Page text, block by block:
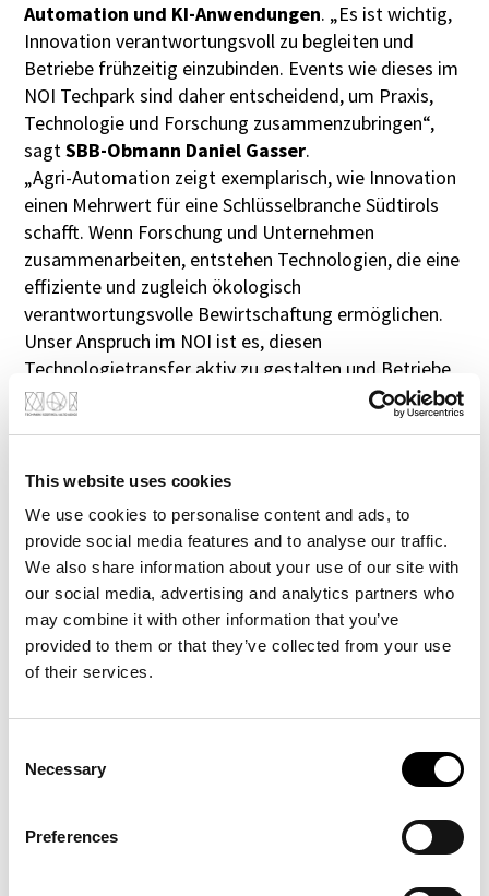
This website uses cookies
We use cookies to personalise content and ads, to
provide social media features and to analyse our traffic.
We also share information about your use of our site with
our social media, advertising and analytics partners who
may combine it with other information that you’ve
provided to them or that they’ve collected from your use
of their services.
Selection
Necessary
Preferences
Automation und KI-Anwendungen. „Es ist wichtig,
Innovation verantwortungsvoll zu begleiten und
Betriebe frühzeitig einzubinden. Events wie dieses im
NOI Techpark sind daher entscheidend, um Praxis,
Technologie und Forschung zusammenzubringen“,
sagtSBB-Obmann Daniel Gasser.
„Agri-Automation zeigt exemplarisch, wie Innovation
einen Mehrwert für eine Schlüsselbranche Südtirols
schafft. Wenn Forschung und Unternehmen
zusammenarbeiten, entstehen Technologien, die eine
effiziente und zugleich ökologisch
verantwortungsvolle Bewirtschaftung ermöglichen.
Unser Anspruch im NOI ist es, diesen
Technologietransfer aktiv zu gestalten und Betriebe
bei deren F&E-Vorhaben zu unterstützen“, soVincent
Mauroit, Director of Innovation & Tech Transfer
Für wen sich die Teilnahme am Event besonders
lohnt, erklärt
Jakob Niederbacher, Experte für
Agri-Automation im NOI Techpark: „Betriebe in der
Agrarindustrie und Fachleute aus dem
Agraringenieurwesen erfahren aus erster Hand,
welche Technologien bereits heute greifbar sind, was
davon im Südtiroler Kontext funktioniert und wo sich
Kooperationen, Tests oder Pilotanwendungen
Einblicke kommen dabei sowohl aus der Forschung
Field Robotics Lab der
unibzzeigt Robotiklösungen für Landwirtschaft und
Konverto Lab
KULTIVAS,
die Agrardaten bündelt und nutzbar macht. Zudem